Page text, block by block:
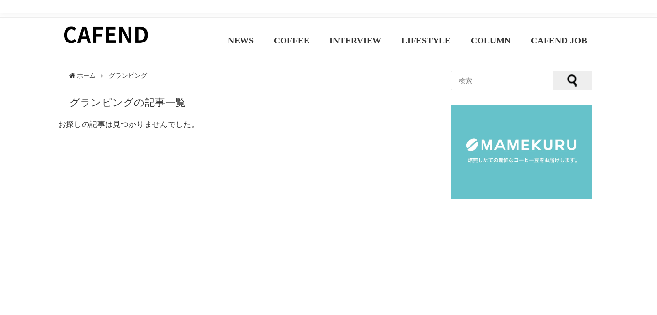
NEWS COFFEE INTERVIEW LIFESTYLE COLUMN CAFEND JOB
ホーム グランピング
グランピングの記事一覧
お探しの記事は見つかりませんでした。